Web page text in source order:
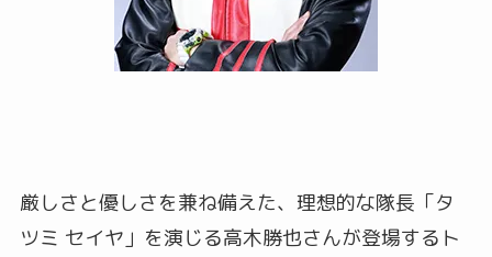
厳しさと優しさを兼ね備えた、理想的な隊長「タ
ツミ セイヤ」を演じる高木勝也さんが登場するト